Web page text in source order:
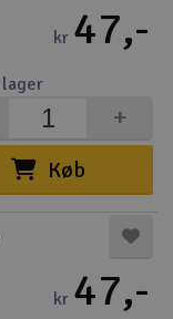
kr 47,-
Køb
+
lager
kr 47,-